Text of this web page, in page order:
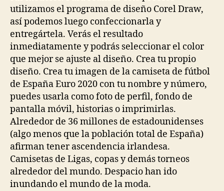
utilizamos el programa de diseño Corel Draw,
así podemos luego confeccionarla y
entregártela. Verás el resultado
inmediatamente y podrás seleccionar el color
que mejor se ajuste al diseño. Crea tu propio
diseño. Crea tu imagen de la camiseta de fútbol
de España Euro 2020 con tu nombre y número,
puedes usarla como foto de perfil, fondo de
pantalla móvil, historias o imprimirlas.
Alrededor de 36 millones de estadounidenses
(algo menos que la población total de España)
afirman tener ascendencia irlandesa.
Camisetas de Ligas, copas y demás torneos
alrededor del mundo. Despacio han ido
inundando el mundo de la moda.